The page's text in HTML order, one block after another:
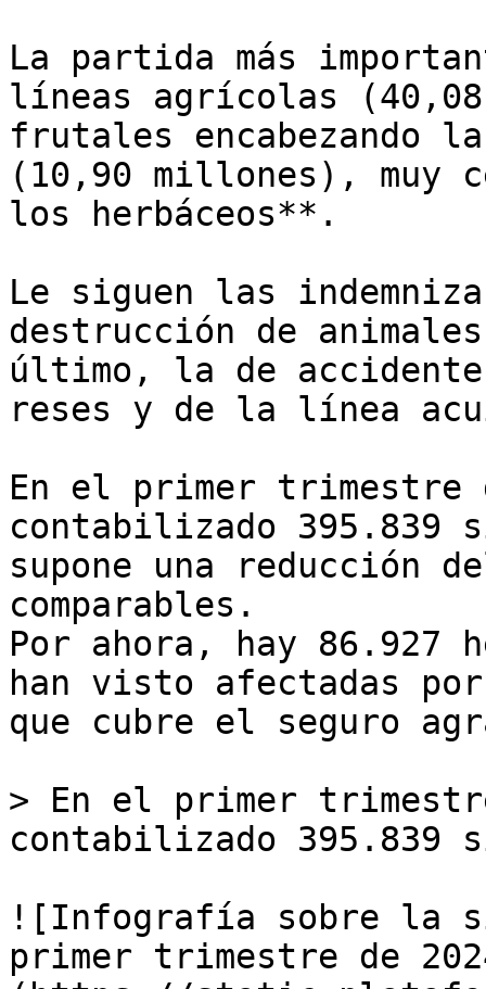
La partida más
líneas agrícolas
frutales encabezando
(10,90 millones), muy
los herbáceos**.
Le siguen las
destrucción de
último, la de
reses y de la línea
En el primer trimestre
contabilizado
supone una reducción
comparables.
Por ahora, hay 86.927
han visto afectadas
que cubre el seguro
> En el primer
contabilizado 395.839
![Infografía sobre la
primer trimestre de